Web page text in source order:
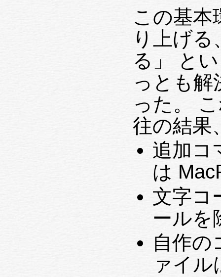
この基本
り上げ
る」 と
っとも解
った。
往の結果
追加コ
は
文字コ
ールを
自作の
ァイ